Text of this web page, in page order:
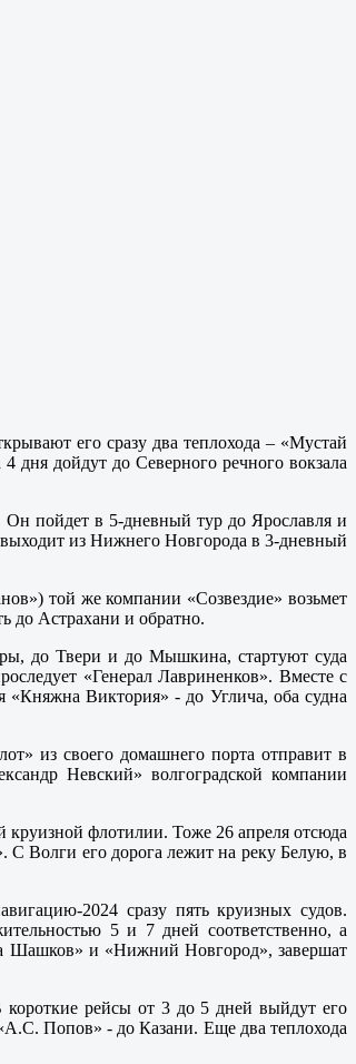
его сразу два теплохода – «Мустай
дойдут до Северного речного вокзала
пойдет в 5-дневный тур до Ярославля и
выходит из Нижнего Новгорода в 3-дневный
той же компании «Созвездие» возьмет
до Астрахани и обратно.
до Твери и до Мышкина, стартуют суда
«Генерал Лавриненков». Вместе с
Виктория» - до Углича, оба судна
из своего домашнего порта отправит в
Невский» волгоградской компании
круизной флотилии. Тоже 26 апреля отсюда
С Волги его дорога лежит на реку Белую, в
2024 сразу пять круизных судов.
5 и 7 дней соответственно, а
Шашков» и «Нижний Новгород», завершат
рейсы от 3 до 5 дней выйдут его
Попов» - до Казани. Еще два теплохода